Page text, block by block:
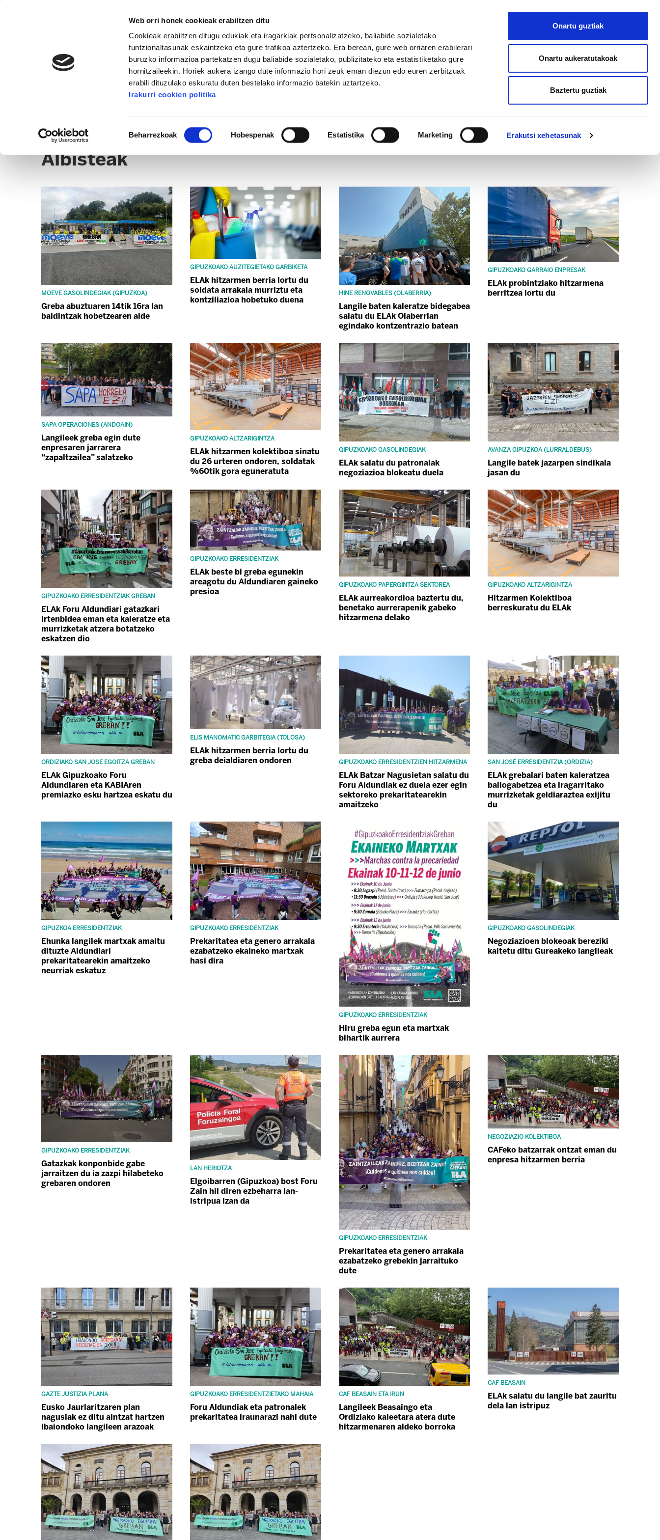
Web orri honek cookieak erabiltzen ditu
Cookieak erabiltzen ditugu edukiak eta iragarkiak pertsonalizatzeko, baliabide sozialetako
funtzionaltasunak eskaintzeko eta gure trafikoa aztertzeko. Era berean, gure web orriaren erabilerari
buruzko informazioa partekatzen dugu baliabide sozialetako, publizitateko eta estatistiketako gure
hornitzaileekin. Horiek aukera izango dute informazio hori zeuk eman diezun edo euren zerbitzuak
erabili dituzulako eskuratu duten bestelako informazio batekin uztartzeko.
Irakurri cookien politika
Beharrezkoak Hobespenak Estatistika Marketing Erakutsi xehetasunak
Onartu guztiak
Onartu aukeratutakoak
Baztertu guztiak
AFILIATU
ORIA-GOIERRI
Albisteak
MOEVE GASOLINDEGIAK (GIPUZKOA)
Greba abuztuaren 14tik 16ra lan
baldintzak hobetzearen alde
GIPUZKOAKO AUZITEGIETAKO GARBIKETA
ELAk hitzarmen berria lortu du
soldata arrakala murriztu eta
kontziliazioa hobetuko duena
HINE RENOVABLES (OLABERRIA)
Langile baten kaleratze bidegabea
salatu du ELAk Olaberrian
egindako kontzentrazio batean
GIPUZKOAKO GARRAIO ENPRESAK
ELAk probintziako hitzarmena
berritzea lortu du
SAPA OPERACIONES (ANDOAIN)
Langileek greba egin dute
enpresaren jarrarera
“zapaltzailea” salatzeko
GIPUZKOAKO ALTZARIGINTZA
ELAk hitzarmen kolektiboa sinatu
du 26 urteren ondoren, soldatak
%60tik gora eguneratuta
GIPUZKOAKO GASOLINDEGIAK
ELAk salatu du patronalak
negoziazioa blokeatu duela
AVANZA GIPUZKOA (LURRALDEBUS)
Langile batek jazarpen sindikala
jasan du
GIPUZKOAKO ERRESIDENTZIAK GREBAN
ELAk Foru Aldundiari gatazkari
irtenbidea eman eta kaleratze eta
murrizketak atzera botatzeko
eskatzen dio
GIPUZKOAKO ERRESIDENTZIAK
ELAk beste bi greba egunekin
areagotu du Aldundiaren gaineko
presioa
GIPUZKOAKO PAPERGINTZA SEKTOREA
ELAk aurreakordioa baztertu du,
benetako aurrerapenik gabeko
hitzarmena delako
GIPUZKOAKO ALTZARIGINTZA
Hitzarmen Kolektiboa
berreskuratu du ELAk
ORDIZIAKO SAN JOSE EGOITZA GREBAN
ELAk Gipuzkoako Foru
Aldundiaren eta KABIAren
premiazko esku hartzea eskatu du
ELIS MANOMATIC GARBITEGIA (TOLOSA)
ELAk hitzarmen berria lortu du
greba deialdiaren ondoren
GIPUZKOAKO ERRESIDENTZIEN HITZARMENA
ELAk Batzar Nagusietan salatu du
Foru Aldundiak ez duela ezer egin
sektoreko prekaritatearekin
amaitzeko
SAN JOSÉ ERRESIDENTZIA (ORDIZIA)
ELAk grebalari baten kaleratzea
baliogabetzea eta iragarritako
murrizketak geldiaraztea exijitu
du
GIPUZKOA ERRESIDENTZIAK
Ehunka langilek martxak amaitu
dituzte Aldundiari
prekaritatearekin amaitzeko
neurriak eskatuz
GIPUZKOAKO ERRESIDENTZIAK
Prekaritatea eta genero arrakala
ezabatzeko ekaineko martxak
hasi dira
GIPUZKOAKO ERRESIDENTZIAK
Hiru greba egun eta martxak
bihartik aurrera
GIPUZKOAKO GASOLINDEGIAK
Negoziazioen blokeoak bereziki
kaltetu ditu Gureakeko langileak
GIPUZKOAKO ERRESIDENTZIAK
Gatazkak konponbide gabe
jarraitzen du ia zazpi hilabeteko
grebaren ondoren
LAN HERIOTZA
Elgoibarren (Gipuzkoa) bost Foru
Zain hil diren ezbeharra lan-
istripua izan da
GIPUZKOAKO ERRESIDENTZIAK
Prekaritatea eta genero arrakala
ezabatzeko grebekin jarraituko
dute
NEGOZIAZIO KOLEKTIBOA
CAFeko batzarrak ontzat eman du
enpresa hitzarmen berria
GAZTE JUSTIZIA PLANA
Eusko Jaurlaritzaren plan
nagusiak ez ditu aintzat hartzen
Ibaiondoko langileen arazoak
GIPUZKOAKO ERRESIDENTZIETAKO MAHAIA
Foru Aldundiak eta patronalek
prekaritatea iraunarazi nahi dute
CAF BEASAIN ETA IRUN
Langileek Beasaingo eta
Ordiziako kaleetara atera dute
hitzarmenaren aldeko borroka
CAF BEASAIN
ELAk salatu du langile bat zauritu
dela lan istripuz